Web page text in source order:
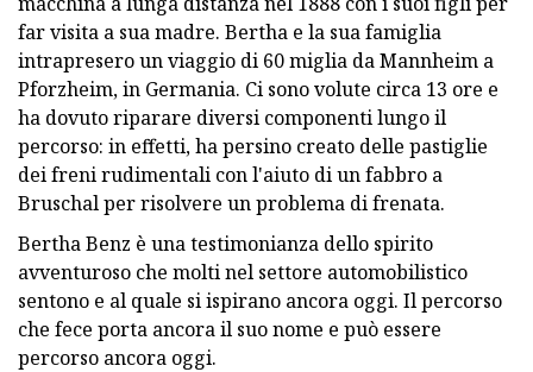
far visita a sua madre. Bertha e la sua famiglia
intrapresero un viaggio di 60 miglia da Mannheim a
Pforzheim, in Germania. Ci sono volute circa 13 ore e
ha dovuto riparare diversi componenti lungo il
percorso: in effetti, ha persino creato delle pastiglie
dei freni rudimentali con l'aiuto di un fabbro a
Bruschal per risolvere un problema di frenata.
Bertha Benz è una testimonianza dello spirito
avventuroso che molti nel settore automobilistico
sentono e al quale si ispirano ancora oggi. Il percorso
che fece porta ancora il suo nome e può essere
percorso ancora oggi.